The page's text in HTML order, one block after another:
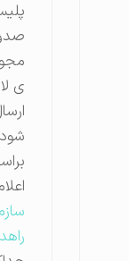
پلیس و
صدور
مجوزها
ی لازم
ارسال
شود.
براساس
اعلام
سازمان
راهداری